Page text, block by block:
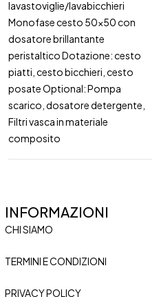
lavastoviglie/lavabicchieri
Monofase cesto 50x50 con
dosatore brillantante
peristaltico Dotazione: cesto
piatti, cesto bicchieri, cesto
posate Optional: Pompa
scarico, dosatore detergente,
Filtri vasca in materiale
composito
INFORMAZIONI
CHI SIAMO
TERMINI E CONDIZIONI
PRIVACY POLICY